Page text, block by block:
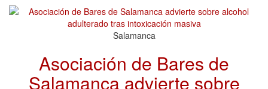
Salamanca
Asociación de Bares de
Salamanca advierte sobre